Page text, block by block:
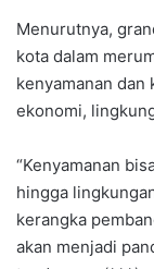
Menurutnya,
kota dalam
kenyamanan dan
ekonomi,
“Kenyamanan
hingga
kerangka
akan menjadi